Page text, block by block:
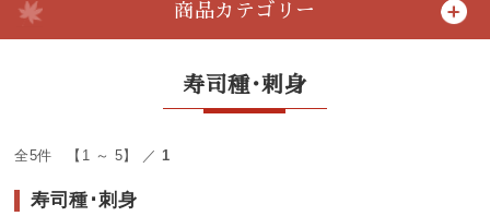
商品カテゴリー
寿司種･刺身
全5件 【1 ～ 5】 ／ 1
寿司種･刺身